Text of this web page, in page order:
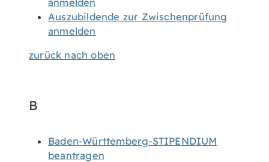
anmelden
Auszubildende zur Zwischenprüfung
anmelden
zurück nach oben
B
Baden-Württemberg-STIPENDIUM
beantragen